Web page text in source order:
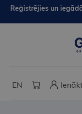
Reģistrējies un
EN